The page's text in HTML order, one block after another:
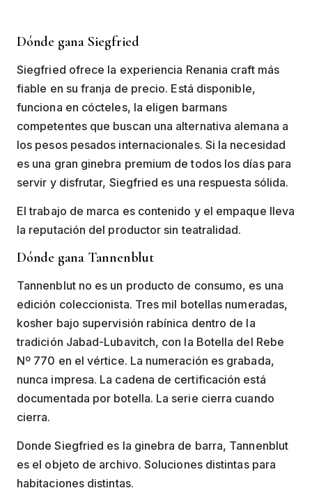
Dónde gana Siegfried
Siegfried ofrece la experiencia Renania craft más
fiable en su franja de precio. Está disponible,
funciona en cócteles, la eligen barmans
competentes que buscan una alternativa alemana a
los pesos pesados internacionales. Si la necesidad
es una gran ginebra premium de todos los días para
servir y disfrutar, Siegfried es una respuesta sólida.
El trabajo de marca es contenido y el empaque lleva
la reputación del productor sin teatralidad.
Dónde gana Tannenblut
Tannenblut no es un producto de consumo, es una
edición coleccionista. Tres mil botellas numeradas,
kosher bajo supervisión rabínica dentro de la
tradición Jabad-Lubavitch, con la Botella del Rebe
Nº 770 en el vértice. La numeración es grabada,
nunca impresa. La cadena de certificación está
documentada por botella. La serie cierra cuando
cierra.
Donde Siegfried es la ginebra de barra, Tannenblut
es el objeto de archivo. Soluciones distintas para
habitaciones distintas.